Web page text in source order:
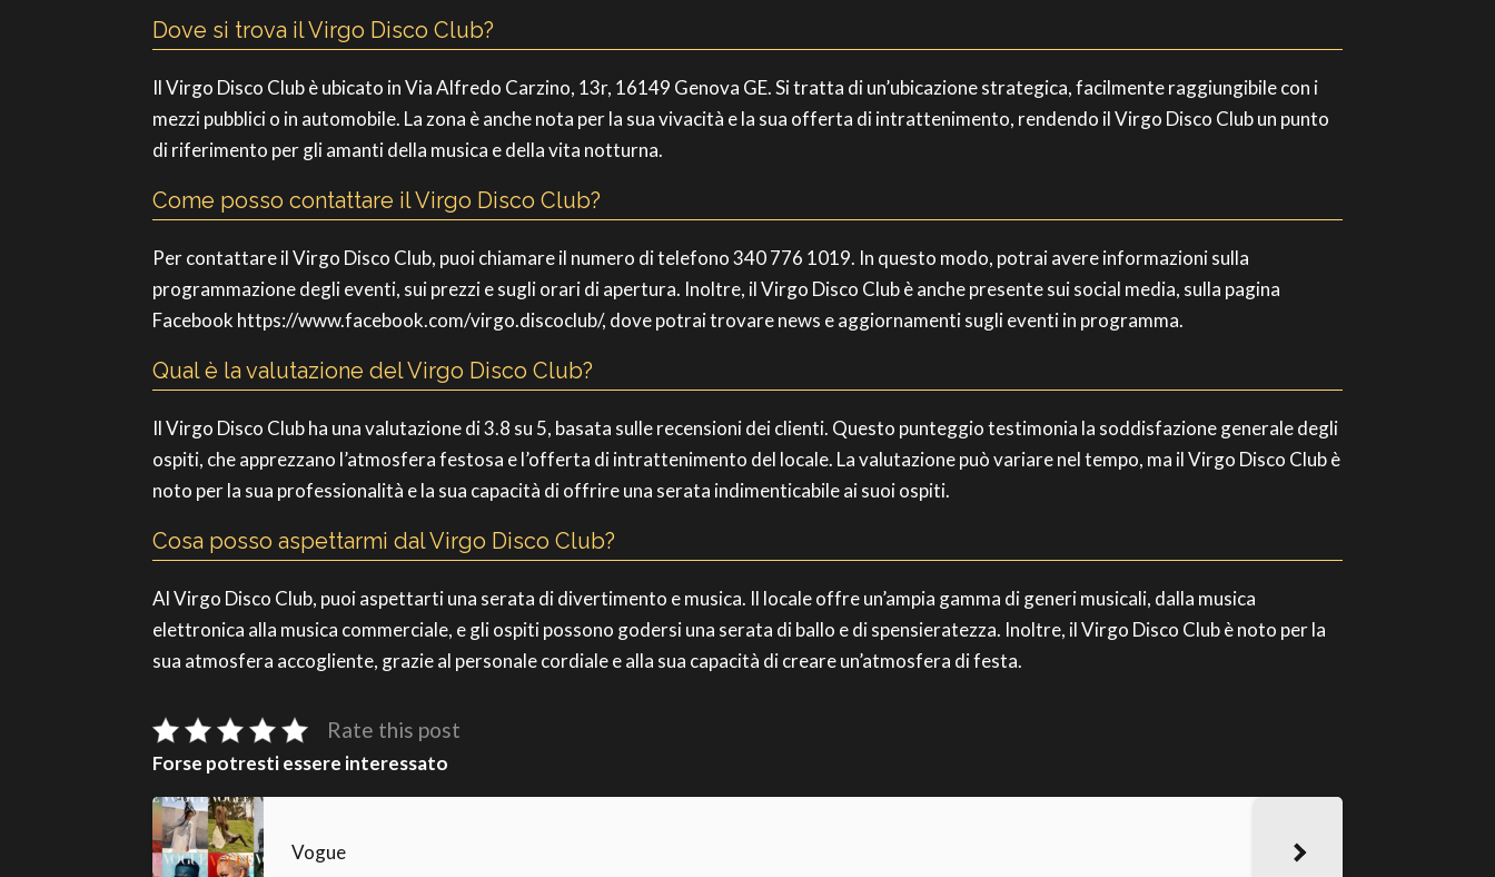
Dove si trova il Virgo Disco Club?
Il Virgo Disco Club è ubicato in Via Alfredo Carzino, 13r, 16149 Genova GE. Si tratta di un’ubicazione strategica, facilmente raggiungibile con i
mezzi pubblici o in automobile. La zona è anche nota per la sua vivacità e la sua offerta di intrattenimento, rendendo il Virgo Disco Club un punto
di riferimento per gli amanti della musica e della vita notturna.
Come posso contattare il Virgo Disco Club?
Per contattare il Virgo Disco Club, puoi chiamare il numero di telefono 340 776 1019. In questo modo, potrai avere informazioni sulla
programmazione degli eventi, sui prezzi e sugli orari di apertura. Inoltre, il Virgo Disco Club è anche presente sui social media, sulla pagina
Facebook https://www.facebook.com/virgo.discoclub/, dove potrai trovare news e aggiornamenti sugli eventi in programma.
Qual è la valutazione del Virgo Disco Club?
Il Virgo Disco Club ha una valutazione di 3.8 su 5, basata sulle recensioni dei clienti. Questo punteggio testimonia la soddisfazione generale degli
ospiti, che apprezzano l’atmosfera festosa e l’offerta di intrattenimento del locale. La valutazione può variare nel tempo, ma il Virgo Disco Club è
noto per la sua professionalità e la sua capacità di offrire una serata indimenticabile ai suoi ospiti.
Cosa posso aspettarmi dal Virgo Disco Club?
Al Virgo Disco Club, puoi aspettarti una serata di divertimento e musica. Il locale offre un’ampia gamma di generi musicali, dalla musica
elettronica alla musica commerciale, e gli ospiti possono godersi una serata di ballo e di spensieratezza. Inoltre, il Virgo Disco Club è noto per la
sua atmosfera accogliente, grazie al personale cordiale e alla sua capacità di creare un’atmosfera di festa.
Rate this post
Forse potresti essere interessato
Vogue